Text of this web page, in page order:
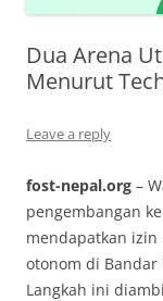
Dua Arena
Menurut
Leave a reply
fost-nepal.org –
pengembangan
mendapatkan
otonom di Bandar
Langkah ini